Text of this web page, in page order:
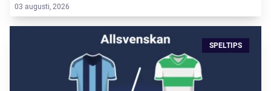
03 augusti, 2026
SPELTIPS